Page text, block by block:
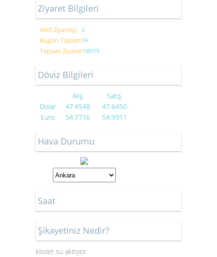
Ziyaret Bilgileri
Aktif Ziyaretçi 2
Bugün Toplam34
Toplam Ziyaret106079
Döviz Bilgileri
Alış
Satış
Dolar
47.4548
47.6450
Euro
54.7716 54.9911
Hava Durumu
Saat
Şikayetiniz Nedir?
klozet su akıtıyor